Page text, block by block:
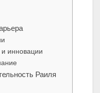
и инновации
Раиля